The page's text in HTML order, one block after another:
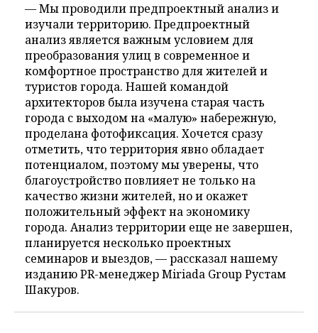
— Мы проводили предпроектный анализ и
изучали территорию. Предпроектный
анализ является важным условием для
преобразования улиц в современное и
комфортное пространство для жителей и
туристов города. Нашей командой
архитекторов была изучена старая часть
города с выходом на «малую» набережную,
проделана фотофиксация. Хочется сразу
отметить, что территория явно обладает
потенциалом, поэтому мы уверены, что
благоустройство повлияет не только на
качество жизни жителей, но и окажет
положительный эффект на экономику
города. Анализ территории еще не завершен,
планируется несколько проектных
семинаров и выездов, — рассказал нашему
изданию PR-менеджер Miriada Group Рустам
Шакуров.